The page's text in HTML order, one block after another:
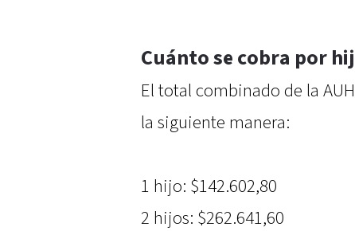
Cuánto se cobra por
El total combinado de la
la siguiente manera:
1 hijo: $142.602,80
2 hijos: $262.641,60